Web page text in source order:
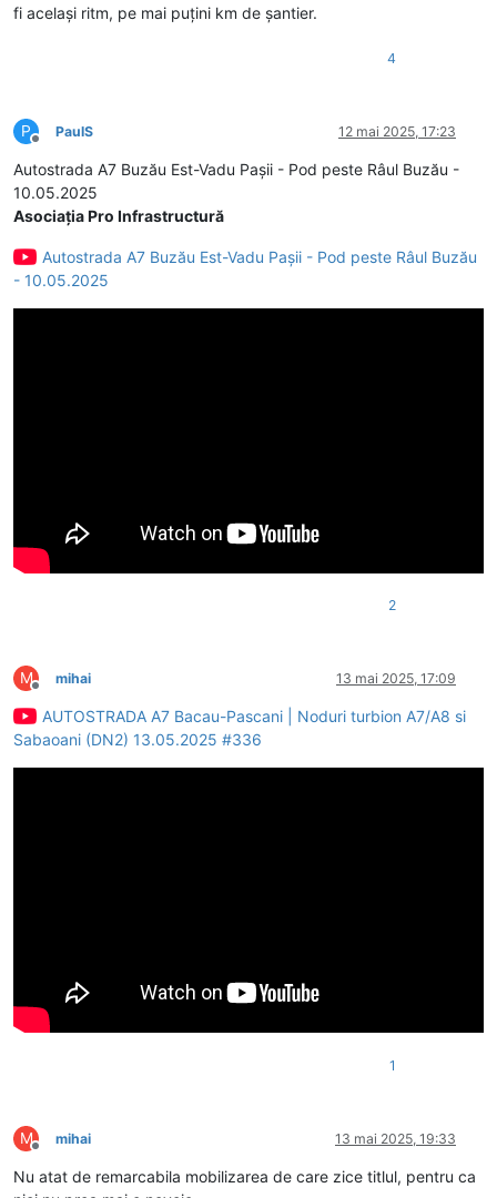
fi același ritm, pe mai puțini km de șantier.
4
P
Deconectat
PaulS 12 mai 2025, 17:23
Autostrada A7 Buzău Est-Vadu Pașii - Pod peste Râul Buzău -
10.05.2025
Asociația Pro Infrastructură
Autostrada A7 Buzău Est-Vadu Pașii - Pod peste Râul Buzău
- 10.05.2025
2
M
Deconectat
mihai 13 mai 2025, 17:09
AUTOSTRADA A7 Bacau-Pascani | Noduri turbion A7/A8 si
Sabaoani (DN2) 13.05.2025 #336
1
M
Deconectat
mihai 13 mai 2025, 19:33
Nu atat de remarcabila mobilizarea de care zice titlul, pentru ca